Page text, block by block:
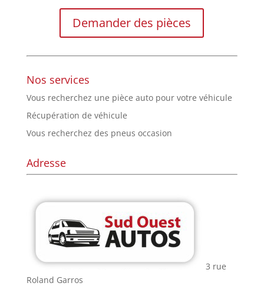
Demander des pièces
Nos services
Vous recherchez une pièce auto pour votre véhicule
Récupération de véhicule
Vous recherchez des pneus occasion
Adresse
3 rue
Roland Garros